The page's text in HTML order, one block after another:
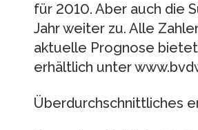
für 2010. Aber auch die
Jahr weiter zu. Alle
aktuelle Prognose
erhältlich unter
Überdurchschnittliches